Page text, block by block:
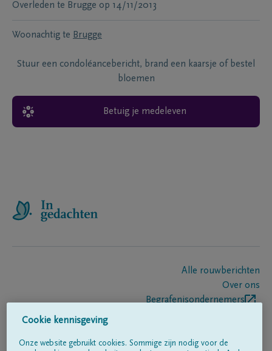
Overleden te Brugge op 14/11/2013
Woonachtig te Brugge
Stuur een condoléancebericht, brand een kaarsje of bestel
bloemen
Betuig je medeleven
Alle rouwberichten
Over ons
Begrafenisondernemers
Cookie kennisgeving
Onze website gebruikt cookies. Sommige zijn nodig voor de